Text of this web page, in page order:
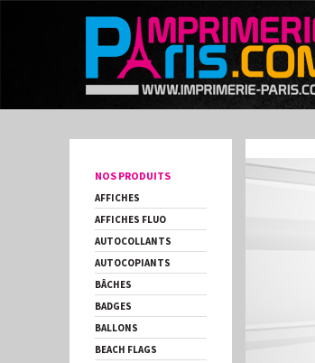
NOS PRODUITS
AFFICHES
AFFICHES FLUO
AUTOCOLLANTS
AUTOCOPIANTS
BÂCHES
BADGES
BALLONS
BEACH FLAGS